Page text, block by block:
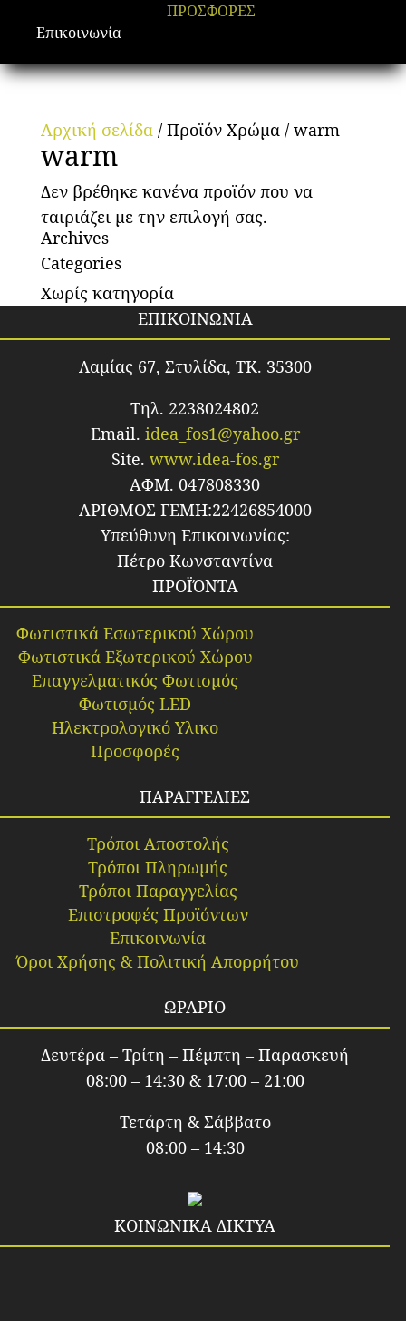
ΠΡΟΣΦΟΡΕΣ
Επικοινωνία
Αρχική σελίδα/ Προϊόν Χρώμα / warm
warm
Δεν βρέθηκε κανένα προϊόν που να
ταιριάζει με την επιλογή σας.
Archives
Categories
Χωρίς κατηγορία
ΕΠΙΚΟΙΝΩΝΙΑ
Λαμίας 67, Στυλίδα, TK. 35300
Τηλ. 2238024802
Email. idea_fos1@yahoo.gr
Site. www.idea-fos.gr
ΑΦΜ. 047808330
ΑΡΙΘΜΟΣ ΓΕΜΗ:22426854000
Υπεύθυνη Επικοινωνίας:
Πέτρο Κωνσταντίνα
ΠΡΟΪΌΝΤΑ
Φωτιστικά Εσωτερικού Χώρου
Φωτιστικά Εξωτερικού Χώρου
Επαγγελματικός Φωτισμός
Φωτισμός LED
Ηλεκτρολογικό Υλικο
Προσφορές
ΠΑΡΑΓΓΕΛΙΕΣ
Τρόποι Αποστολής
Τρόποι Πληρωμής
Τρόποι Παραγγελίας
Επιστροφές Προϊόντων
Επικοινωνία
Όροι Χρήσης & Πολιτική Απορρήτου
ΩΡΑΡΙΟ
Δευτέρα – Τρίτη – Πέμπτη – Παρασκευή
08:00 – 14:30 & 17:00 – 21:00
Τετάρτη & Σάββατο
08:00 – 14:30
ΚΟΙΝΩΝΙΚΑ ΔΙΚΤΥΑ